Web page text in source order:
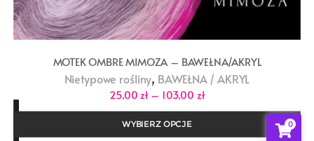
MOTEK OMBRE MIMOZA – BAWEŁNA/AKRYL
Nietypowe rośliny, BAWEŁNA / AKRYL
25,00zł – 103,00 złZakres
od
do
WYBIERZ OPCJE 0